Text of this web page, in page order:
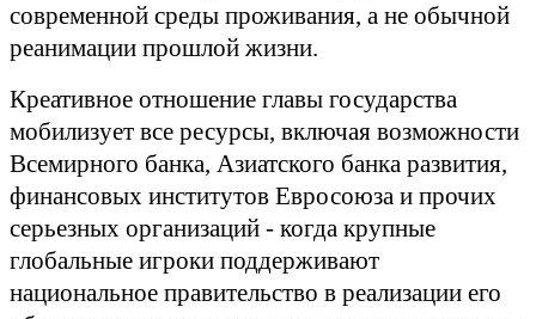
современной среды проживания, а не обычной
реанимации прошлой жизни.
Креативное отношение главы государства
мобилизует все ресурсы, включая возможности
Всемирного банка, Азиатского банка развития,
финансовых институтов Евросоюза и прочих
серьезных организаций - когда крупные
глобальные игроки поддерживают
национальное правительство в реализации его